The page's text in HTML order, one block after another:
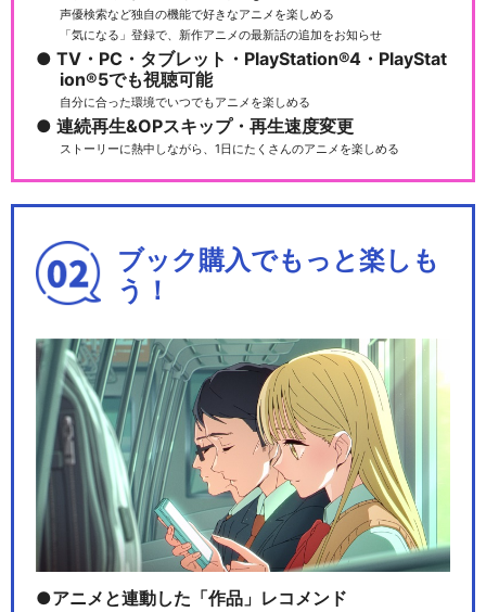
声優検索など独自の機能で好きなアニメを楽しめる
「気になる」登録で、新作アニメの最新話の追加をお知らせ
TV・PC・タブレット・PlayStation®4・PlayStat
ion®5でも視聴可能
自分に合った環境でいつでもアニメを楽しめる
連続再生&OPスキップ・再生速度変更
ストーリーに熱中しながら、1日にたくさんのアニメを楽しめる
ブック購入でもっと楽しも
う！
アニメと連動した「作品」レコメンド